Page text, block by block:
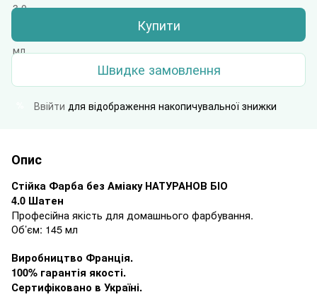
Купити
Швидке замовлення
Ввійти для відображення накопичувальної знижки
Опис
Стійка Фарба без Аміаку НАТУРАНОВ БІО
4.0 Шатен
Професійна якість для домашнього фарбування.
Об’єм: 145 мл
Виробництво Франція.
100% гарантія якості.
Сертифіковано в Україні.